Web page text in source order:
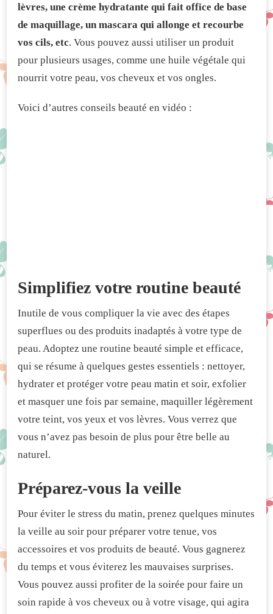
lèvres, une crème hydratante qui fait office de base
de maquillage, un mascara qui allonge et recourbe
vos cils, etc. Vous pouvez aussi utiliser un produit
pour plusieurs usages, comme une huile végétale qui
nourrit votre peau, vos cheveux et vos ongles.
Voici d’autres conseils beauté en vidéo :
Simplifiez votre routine beauté
Inutile de vous compliquer la vie avec des étapes
superflues ou des produits inadaptés à votre type de
peau. Adoptez une routine beauté simple et efficace,
qui se résume à quelques gestes essentiels : nettoyer,
hydrater et protéger votre peau matin et soir, exfolier
et masquer une fois par semaine, maquiller légèrement
votre teint, vos yeux et vos lèvres. Vous verrez que
vous n’avez pas besoin de plus pour être belle au
naturel.
Préparez-vous la veille
Pour éviter le stress du matin, prenez quelques minutes
la veille au soir pour préparer votre tenue, vos
accessoires et vos produits de beauté. Vous gagnerez
du temps et vous éviterez les mauvaises surprises.
Vous pouvez aussi profiter de la soirée pour faire un
soin rapide à vos cheveux ou à votre visage, qui agira